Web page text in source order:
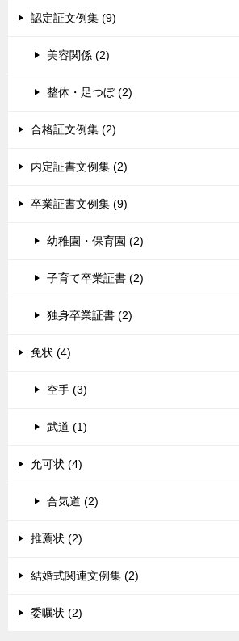
認定証文例集 (9)
美容関係 (2)
整体・足つぼ (2)
合格証文例集 (2)
内定証書文例集 (2)
卒業証書文例集 (9)
幼稚園・保育園 (2)
子育て卒業証書 (2)
独身卒業証書 (2)
免状 (4)
空手 (3)
武道 (1)
允可状 (4)
合気道 (2)
推薦状 (2)
結婚式関連文例集 (2)
委嘱状 (2)